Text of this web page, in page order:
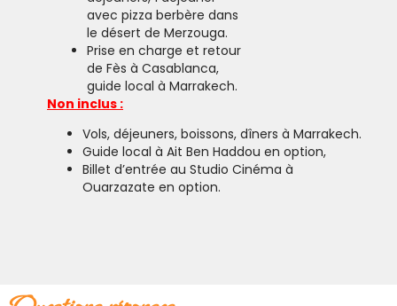
avec pizza berbère dans
le désert de Merzouga.
Prise en charge et retour
de Fès à Casablanca,
guide local à Marrakech.
Non inclus :
Vols, déjeuners, boissons, dîners à Marrakech.
Guide local à Ait Ben Haddou en option,
Billet d’entrée au Studio Cinéma à
Ouarzazate en option.